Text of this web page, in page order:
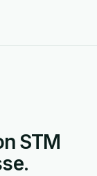
STM